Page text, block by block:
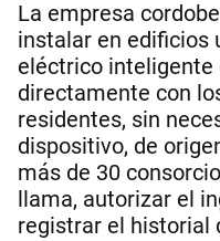
La empresa
instalar en edificios
eléctrico inteligente
directamente con
residentes, sin
dispositivo, de
más de 30
llama, autorizar el
registrar el historial